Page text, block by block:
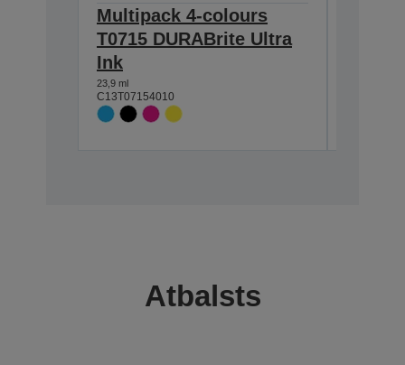
Multipack 4-colours
T0715 DURABrite Ultra
Ink
23,9 ml
C13T07154010
Atbalsts